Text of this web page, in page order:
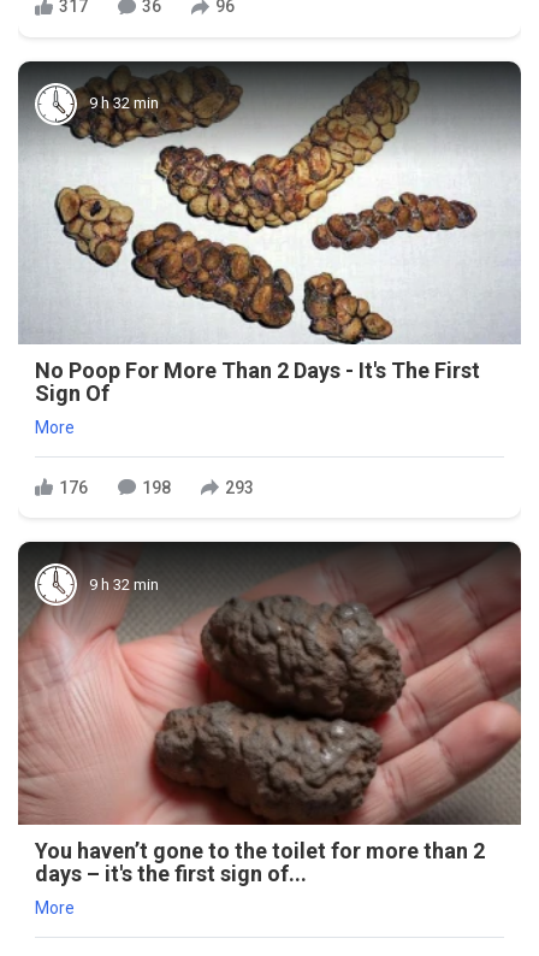
317 36 96
9 h 32 min
No Poop For More Than 2 Days - It's The First
Sign Of
More
176 198 293
9 h 32 min
You haven’t gone to the toilet for more than 2
days – it's the first sign of...
More